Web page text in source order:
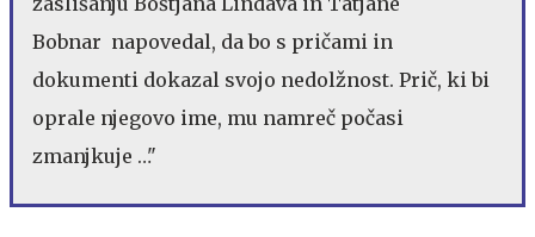
Bobnar napovedal, da bo s pričami in
dokumenti dokazal svojo nedolžnost. Prič, ki bi
oprale njegovo ime, mu namreč počasi
zmanjkuje …"